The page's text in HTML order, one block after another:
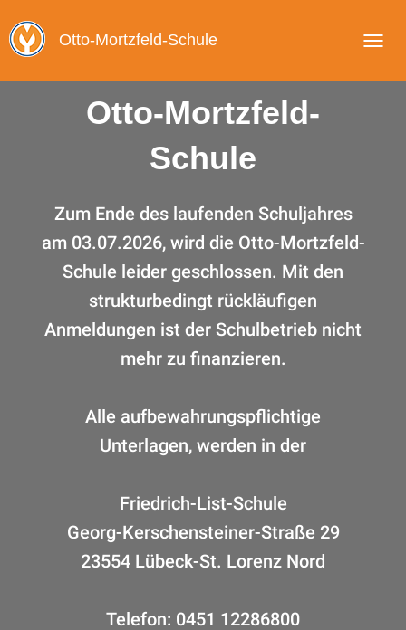
Otto-Mortzfeld-Schule
Otto-Mortzfeld-
Schule
Zum Ende des laufenden Schuljahres
am 03.07.2026, wird die Otto-Mortzfeld-
Schule leider geschlossen. Mit den
strukturbedingt rückläufigen
Anmeldungen ist der Schulbetrieb nicht
mehr zu finanzieren.
Alle aufbewahrungspflichtige
Unterlagen, werden in der
Friedrich-List-Schule
Georg-Kerschensteiner-Straße 29
23554 Lübeck-St. Lorenz Nord
Telefon: 0451 12286800